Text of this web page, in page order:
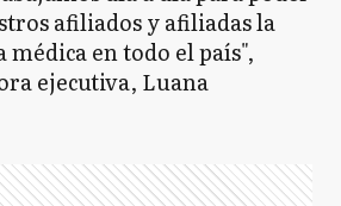
afiliados y afiliadas la
en todo el país",
ejecutiva, Luana